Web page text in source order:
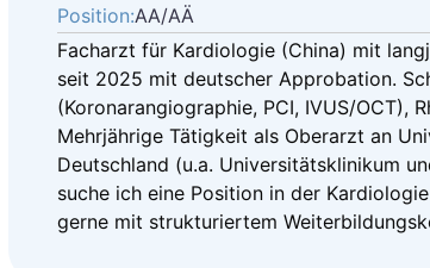
Position:AA/AÄ
Facharzt für Kardiologie (China) mit
seit 2025 mit deutscher Approbation.
(Koronarangiographie, PCI, IVUS/OCT),
Mehrjährige Tätigkeit als Oberarzt an
Deutschland (u.a. Universitätsklinikum
suche ich eine Position in der
gerne mit strukturiertem